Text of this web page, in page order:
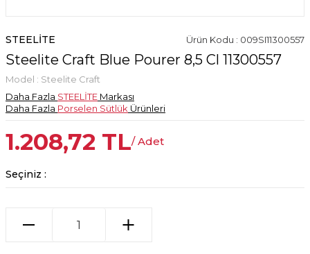
STEELİTE Ürün Kodu : 009SI11300557
Steelite Craft Blue Pourer 8,5 Cl 11300557
Model : Steelite Craft
Daha Fazla STEELİTE Markası
Daha Fazla Porselen Sütlük Ürünleri
1.208,72 TL/ Adet
Seçiniz :